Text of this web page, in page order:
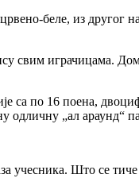
беле, из другог
свим играчицама.
са по 16 поена,
одличну „ал араунд“
учесника. Што се